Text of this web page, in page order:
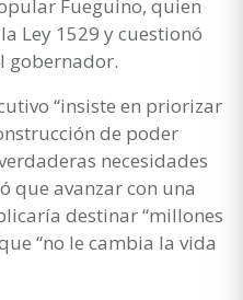
Fueguino, quien
Ley 1529 y cuestionó
gobernador.
“insiste en priorizar
de poder
necesidades
que avanzar con una
destinar “millones
“no le cambia la vida